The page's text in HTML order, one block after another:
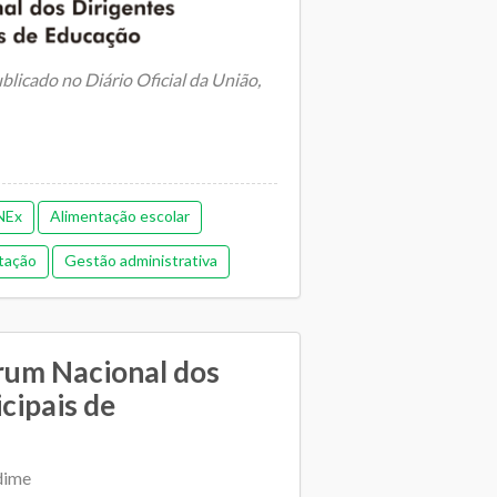
no Diário Oficial da União,
Alimentação escolar
Gestão administrativa
Gestão democrática
Municipal de Educação
escolar
Nacional dos
de